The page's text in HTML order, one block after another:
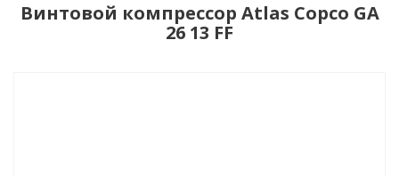
Винтовой компрессор Atlas Copco GA
26 13 FF